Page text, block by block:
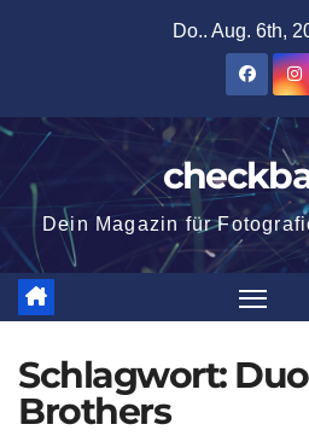
Do.. Aug. 6th,
Dein Magazin für
Schlagwort:
Brothers